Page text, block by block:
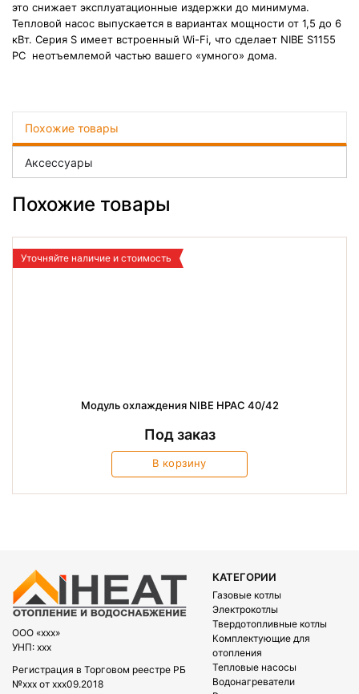
это снижает эксплуатационные издержки до минимума.
Тепловой насос выпускается в вариантах мощности от 1,5 до 6
кВт. Серия S имеет встроенный Wi-Fi, что сделает NIBE S1155
PC неотъемлемой частью вашего «умного» дома.
Похожие товары
Аксессуары
Похожие товары
Уточняйте наличие и стоимость
Модуль охлаждения NIBE HPAC 40/42
Под заказ
В корзину
OOO «xxx»
УНП: xxx
Регистрация в Торговом реестре РБ
№xxx от xxx09.2018
КАТЕГОРИИ
Газовые котлы
Электрокотлы
Твердотопливные котлы
Комплектующие для
отопления
Тепловые насосы
Водонагреватели